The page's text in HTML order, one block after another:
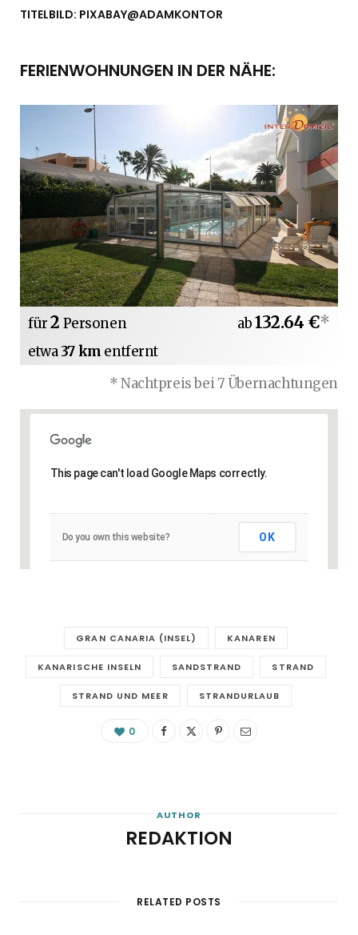
TITELBILD: PIXABAY@ADAMKONTOR
FERIENWOHNUNGEN IN DER NÄHE:
für2 Personen
etwa37 km entfernt
ab132.64 €*
* Nachtpreis bei 7 Übernachtungen
This page can't load Google Maps correctly.
Do you own this website? OK
GRAN CANARIA (INSEL) KANAREN
KANARISCHE INSELN SANDSTRAND STRAND
STRAND UND MEER STRANDURLAUB
0
AUTHOR
REDAKTION
RELATED POSTS